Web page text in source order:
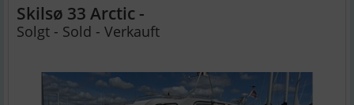
Skilsø 33 Arctic -
Solgt - Sold - Verkauft